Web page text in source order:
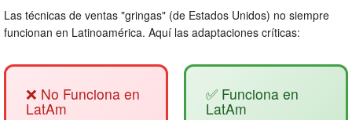
Las técnicas de ventas "gringas" (de Estados Unidos) no siempre
funcionan en Latinoamérica. Aquí las adaptaciones críticas:
❌ No Funciona en
LatAm
✅ Funciona en
LatAm